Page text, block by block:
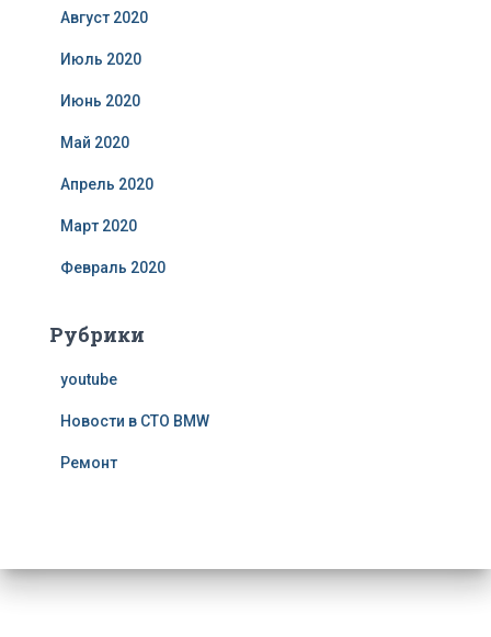
Август 2020
Июль 2020
Июнь 2020
Май 2020
Апрель 2020
Март 2020
Февраль 2020
Рубрики
youtube
Новости в СТО BMW
Ремонт